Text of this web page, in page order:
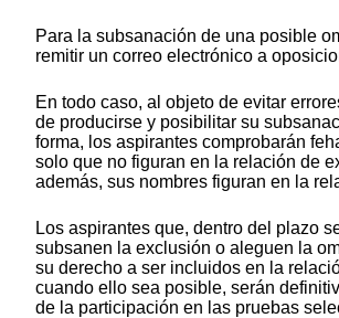
Para la subsanación de una posible
remitir un correo electrónico a
En todo caso, al objeto de evitar
de producirse y posibilitar su
forma, los aspirantes comprobarán
solo que no figuran en la relación de
además, sus nombres figuran en la
Los aspirantes que, dentro del plazo
subsanen la exclusión o aleguen la
su derecho a ser incluidos en la
cuando ello sea posible, serán
de la participación en las pruebas